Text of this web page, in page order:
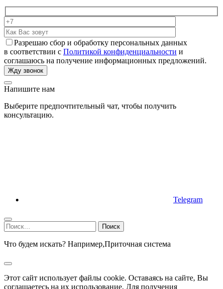
Разрешаю сбор и обработку персональных данных
в соответствии с Политикой конфиденциальности и
соглашаюсь на получение информационных предложений.
Напишите нам
Выберите предпочтительный чат, чтобы получить
консультацию.
Telegram
Найти:
Что будем искать? Например,Приточная система
Этот сайт использует файлы cookie. Оставаясь на сайте, Вы
соглашаетесь на их использование. Для получения